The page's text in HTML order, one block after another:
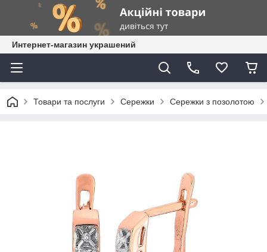
Интернет-магазин украшений
Товари та послуги Сережки Сережки з позолотою